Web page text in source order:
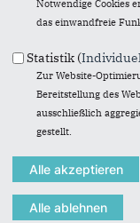
unruhigen Zeiten
möchten wir in
die Umsetzung
dass wir sehr
Menschen in
Wenn auch Sie
top ausgestattet
und hilfsbereite
dieser Größe
Notwendige Cookies
das einwandfreie
Statistik (
Zur Website-
Bereitstellung des
ausschließlich
gestellt.